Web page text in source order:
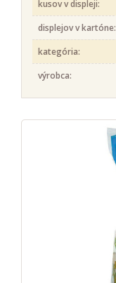
kusov v displeji:
displejov v kartóne:
kategória:
výrobca: